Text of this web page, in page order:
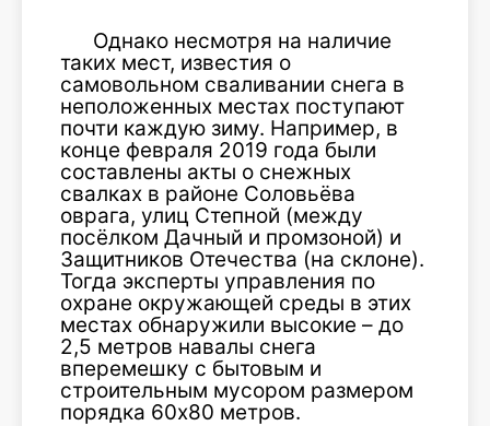
Однако несмотря на наличие
таких мест, известия о
самовольном сваливании снега в
неположенных местах поступают
почти каждую зиму. Например, в
конце февраля 2019 года были
составлены акты о снежных
свалках в районе Соловьёва
оврага, улиц Степной (между
посёлком Дачный и промзоной) и
Защитников Отечества (на склоне).
Тогда эксперты управления по
охране окружающей среды в этих
местах обнаружили высокие – до
2,5 метров навалы снега
вперемешку с бытовым и
строительным мусором размером
порядка 60х80 метров.